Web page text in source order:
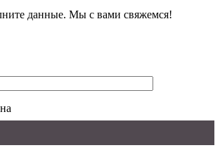
данные. Мы с вами свяжемся!